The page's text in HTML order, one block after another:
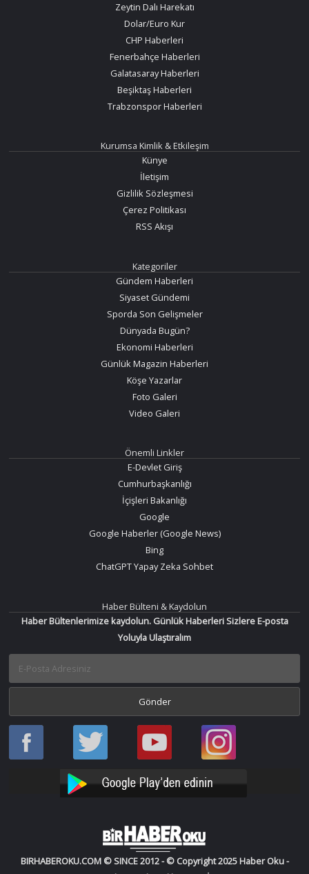
Zeytin Dalı Harekatı
Dolar/Euro Kur
CHP Haberleri
Fenerbahçe Haberleri
Galatasaray Haberleri
Beşiktaş Haberleri
Trabzonspor Haberleri
Kurumsa Kimlik & Etkileşim
Künye
İletişim
Gizlilik Sözleşmesi
Çerez Politikası
RSS Akışı
Kategoriler
Gündem Haberleri
Siyaset Gündemi
Sporda Son Gelişmeler
Dünyada Bugün?
Ekonomi Haberleri
Günlük Magazin Haberleri
Köşe Yazarlar
Foto Galeri
Video Galeri
Önemli Linkler
E-Devlet Giriş
Cumhurbaşkanlığı
İçişleri Bakanlığı
Google
Google Haberler (Google News)
Bing
ChatGPT Yapay Zeka Sohbet
Haber Bülteni & Kaydolun
Haber Bültenlerimize kaydolun. Günlük Haberleri Sizlere E-posta
Yoluyla Ulaştıralım
Haber
Oku
Haber
Oku
Bir
Haber
YouTube
Bir
Haber
Instagram
BIRHABEROKU.COM © SINCE 2012 - © Copyright 2025 Haber Oku -